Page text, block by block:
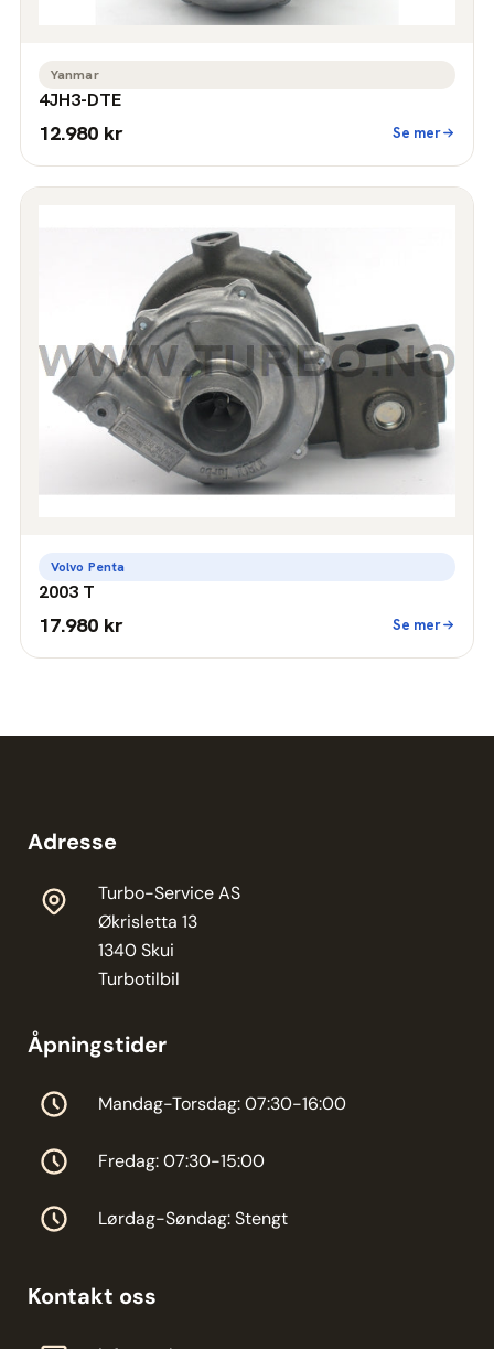
Yanmar
4JH3-DTE
12.980 kr Se mer
Volvo Penta
2003 T
17.980 kr Se mer
Adresse
Turbo-Service AS
Økrisletta 13
1340 Skui
Turbotilbil
Åpningstider
Mandag-Torsdag: 07:30-16:00
Fredag: 07:30-15:00
Lørdag-Søndag: Stengt
Kontakt oss